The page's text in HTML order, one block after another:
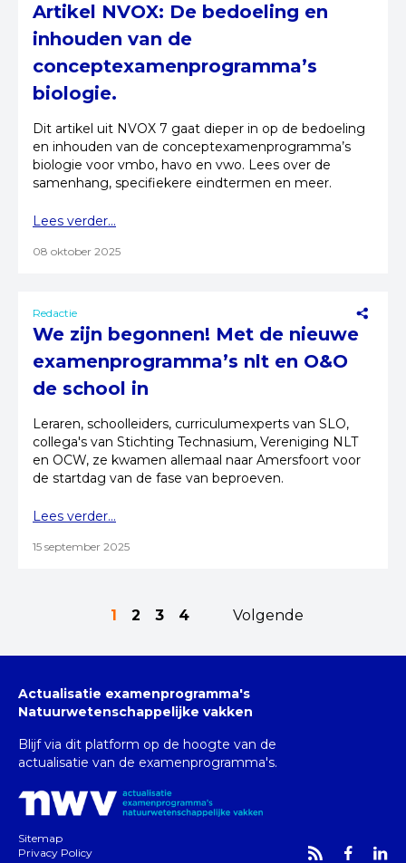
Artikel NVOX: De bedoeling en
inhouden van de
conceptexamenprogramma’s
biologie.
Dit artikel uit NVOX 7 gaat dieper in op de bedoeling
en inhouden van de conceptexamenprogramma’s
biologie voor vmbo, havo en vwo. Lees over de
samenhang, specifiekere eindtermen en meer.
Lees verder...
08 oktober 2025
Redactie
We zijn begonnen! Met de nieuwe
examenprogramma’s nlt en O&O
de school in
Leraren, schoolleiders, curriculumexperts van SLO,
collega's van Stichting Technasium, Vereniging NLT
en OCW, ze kwamen allemaal naar Amersfoort voor
de startdag van de fase van beproeven.
Lees verder...
15 september 2025
1 2 3 4 Volgende
Actualisatie examenprogramma's
Natuurwetenschappelijke vakken
Blijf via dit platform op de hoogte van de
actualisatie van de examenprogramma's.
Sitemap
Privacy Policy